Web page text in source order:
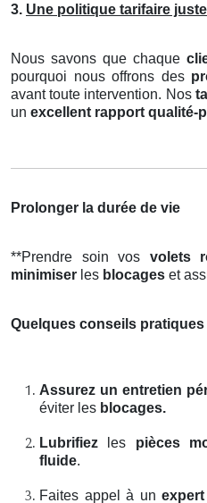
3. Une politique tarifaire juste
Nous savons que chaque
pourquoi nous offrons des
avant toute intervention. Nos
un excellent rapport qualité-
Prolonger la durée de vie
**Prendre soin vos volets
minimiser les blocages et
Quelques conseils pratiques
Assurez un entretien
éviter les blocages.
Lubrifiez les pièces
fluide.
Faites appel à un